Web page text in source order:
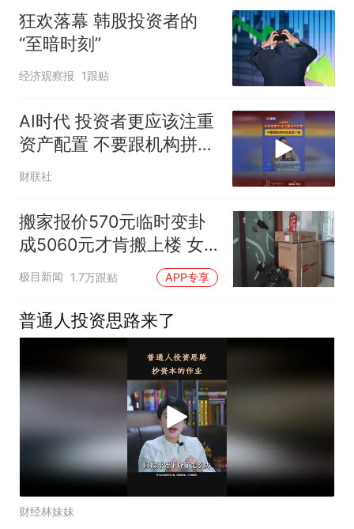
业，250亿美元明星ETF
重仓长鑫科技
狂欢落幕 韩股投资者的
“至暗时刻”
经济观察报 1跟贴
AI时代 投资者更应该注重
资产配置 不要跟机构拼信
息选个股
财联社
搬家报价570元临时变卦
成5060元才肯搬上楼 女
子傻眼
极目新闻 1.7万跟贴 APP专享
普通人投资思路来了
财经林妹妹